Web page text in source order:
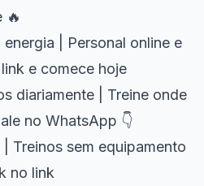
🔥
energia | Personal online e
e comece hoje
diariamente | Treine onde
no WhatsApp 👇
Treinos sem equipamento
no link